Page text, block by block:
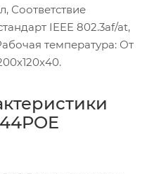
Соответствие
IEEE 802.3af/at,
температура: От